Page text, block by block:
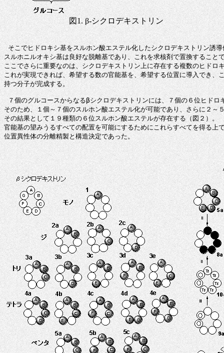
図1. β-シクロデキストリン
そこでヒドロキシ基をスルホン酸エステル化したシクロデキストリン誘
スルホニルオキシ基は良好な脱離基であり、これを求核剤で置換すること
ここでさらに重要なのは、シクロデキストリン上に存在する複数のヒド
これが実現できれば、希望する数の官能基を、希望する位置に導入でき、
持つ分子が完成する。
７個のグルコースからなるβシクロデキストリンには、７個の６位ヒドロ
そのため、１個～７個のスルホン酸エステル化が可能であり、さらに２
その結果として１９種類の６位スルホン酸エステルが存在する（図２）。
官能基の望みうるすべての配置を可能にするためにこれらすべてを得る上
位置異性体の分離精製と構造決定であった。